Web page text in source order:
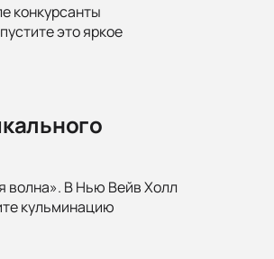
конкурсанты
это яркое
волна». В Нью Вейв Холл
кульминацию